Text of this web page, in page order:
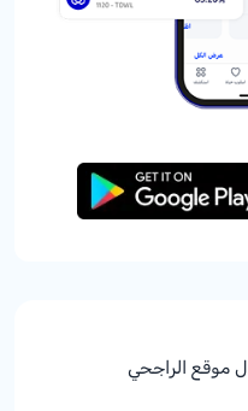
موقع الراجحي